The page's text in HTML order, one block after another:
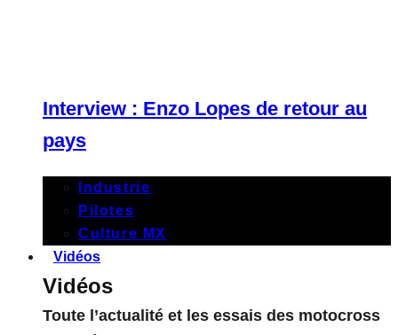
Interview : Enzo Lopes de retour au
pays
Industrie
Pilotes
Culture MX
Vidéos
Vidéos
Toute l’actualité et les essais des motocross